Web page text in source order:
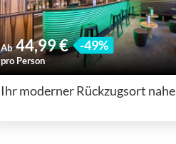
Ab 44,99 € -49%
pro Person
Ihr moderner Rückzugsort